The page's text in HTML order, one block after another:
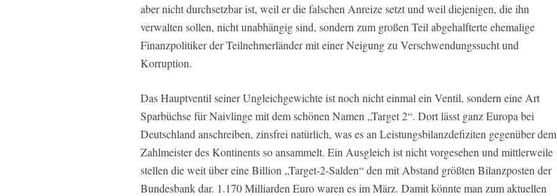
aber nicht durchsetzbar ist, weil er die falschen Anreize setzt und weil diejenigen, die ihn
verwalten sollen, nicht unabhängig sind, sondern zum großen Teil abgehalfterte ehemalige
Finanzpolitiker der Teilnehmerländer mit einer Neigung zu Verschwendungssucht und
Korruption.
Das Hauptventil seiner Ungleichgewichte ist noch nicht einmal ein Ventil, sondern eine Art
Sparbüchse für Naivlinge mit dem schönen Namen „Target 2“. Dort lässt ganz Europa bei
Deutschland anschreiben, zinsfrei natürlich, was es an Leistungsbilanzdefiziten gegenüber dem
Zahlmeister des Kontinents so ansammelt. Ein Ausgleich ist nicht vorgesehen und mittlerweile
stellen die weit über eine Billion „Target-2-Salden“ den mit Abstand größten Bilanzposten der
Bundesbank dar. 1.170 Milliarden Euro waren es im März. Damit könnte man zum aktuellen